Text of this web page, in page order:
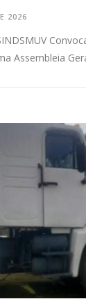
2026
Assembleia